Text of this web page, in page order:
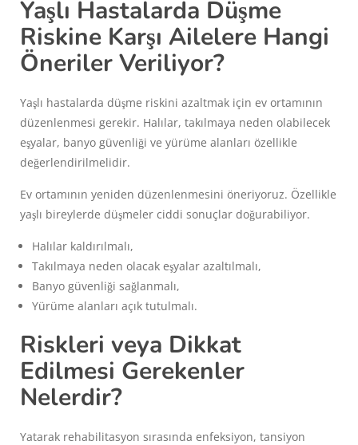
Yaşlı Hastalarda Düşme
Riskine Karşı Ailelere Hangi
Öneriler Veriliyor?
Yaşlı hastalarda düşme riskini azaltmak için ev ortamının
düzenlenmesi gerekir. Halılar, takılmaya neden olabilecek
eşyalar, banyo güvenliği ve yürüme alanları özellikle
değerlendirilmelidir.
Ev ortamının yeniden düzenlenmesini öneriyoruz. Özellikle
yaşlı bireylerde düşmeler ciddi sonuçlar doğurabiliyor.
Halılar kaldırılmalı,
Takılmaya neden olacak eşyalar azaltılmalı,
Banyo güvenliği sağlanmalı,
Yürüme alanları açık tutulmalı.
Riskleri veya Dikkat
Edilmesi Gerekenler
Nelerdir?
Yatarak rehabilitasyon sırasında enfeksiyon, tansiyon